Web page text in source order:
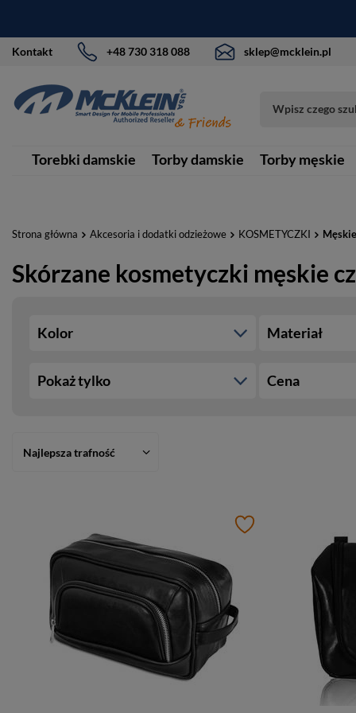
Kontakt +48 730 318 088 sklep@mcklein.pl
Torebki damskie Torby damskie Torby męskie
Strona główna Akcesoria i dodatki odzieżowe KOSMETYCZKI Męskie
Skórzane kosmetyczki męskie
Kolor Materiał
Pokaż tylko Cena
Najlepsza trafność